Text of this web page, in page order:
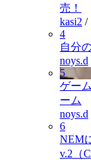
売！
kasi2 /
4
自分
noys.d
5
ゲー
ーム
noys.d
6
NEM
v.2（